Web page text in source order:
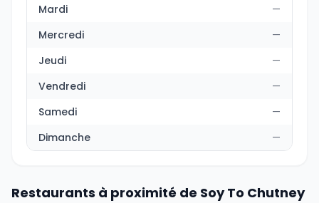
Mardi
—
Mercredi
—
Jeudi
—
Vendredi
—
Samedi
—
Dimanche
—
Restaurants à proximité de Soy To Chutney